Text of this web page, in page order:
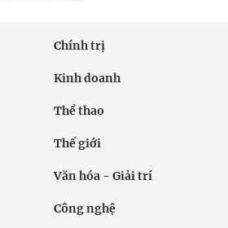
Chính trị
Kinh doanh
Thể thao
Thế giới
Văn hóa - Giải trí
Công nghệ